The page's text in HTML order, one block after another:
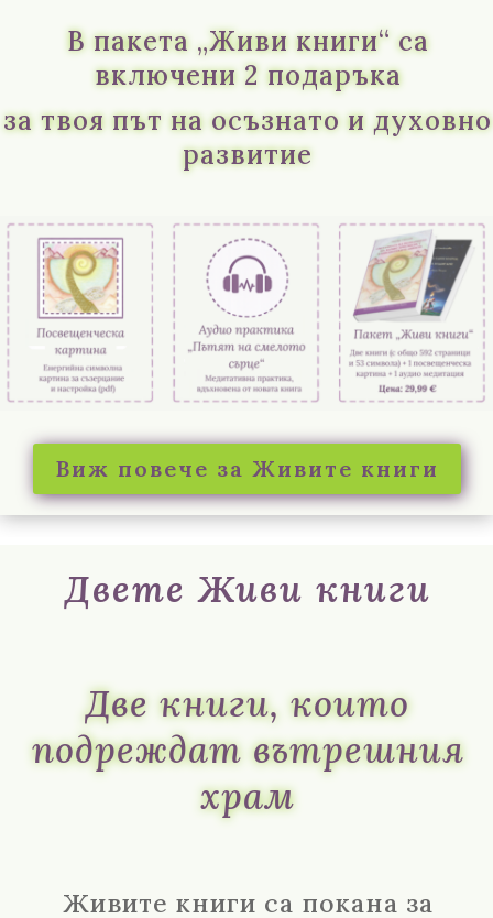
В пакета „Живи книги“ са
включени 2 подаръка
за твоя път на осъзнато и духовно
развитие
Виж повече за Живите книги
Двете Живи книги
Две книги, които
подреждат вътрешния
храм
Живите книги са покана за